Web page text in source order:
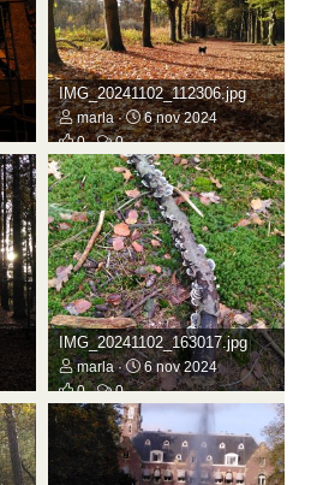
IMG_20241102_112306.jpg
marla
6 nov 2024
0
0
IMG_20241102_163017.jpg
marla
6 nov 2024
0
0